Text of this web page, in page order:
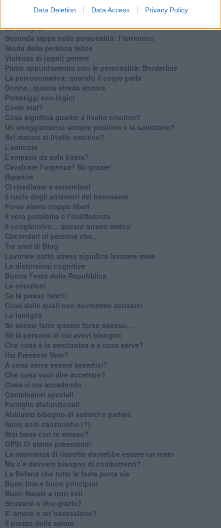
Data Deletion Data Access Privacy Policy
​Terza tappa nelle personalità: l’antisociale
Le famiglie
Seconda tappa nelle personalità: l’istrionico
​Storia della persona felice
Violenze di (ogni) genere
​Primo appuntamento con le personalità: Borderline
La psicosomatica: quando il corpo parla
Donne...quanta strada ancora
​Pomeriggi eco-logici
​Come stai?
Cosa significa guarire a livello emotivo?
​Un atteggiamento sempre positivo è la soluzione?
​Sei maturo al livello emotivo?
​L’amicizia
​L’empatia da sola basta?
​Cavalcare l’urgenza? No grazie!
Ripartire
​Ci rivediamo a settembre!
​Il ruolo degli attivatori del benessere
​Forse siamo troppo liberi
​Il vero problema è l’indifferenza
​Il congiuntivo… questo strano amico
​Circondati di persone che…
​Tre anni di Blog
​Lavorare sotto stress significa lavorare male
​Le distorsioni cognitive
​Buona Festa della Repubblica
Le emozioni
​Ce la posso fare!!!
​Cose delle quali non dovremmo scusarci
​La famiglia
​Se avessi fatto questo forse adesso…
​Sii la persona di cui avevi bisogno
Che cosa è la serotonina e a cosa serve?
​Hai Presente Vero?
A cosa serve essere assertivi?
​Che cosa vuol dire accettare?
​Cosa ci sta accadendo
​Compleanni speciali
​Famiglie disfunzionali
​Abbiamo bisogno di sederci e parlare
Sono solo canzonette (?)
​Stai bene con te stesso?
​OPS! Ci siamo presentati!
​La mancanza di rispetto dovrebbe essere un reato
​Ma c’è davvero bisogno di combattenti?
​La Befana che tutte le feste porta via
Buon fine e buon principio!
​Buon Natale a tutti voi!
​Scusarsi o dire grazie?
​E’ amore o un’ossessione?
​Il prezzo della salute